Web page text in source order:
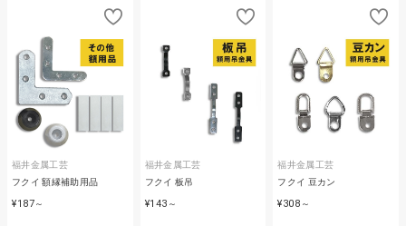
福井金属工芸
フクイ 額縁補助用品
¥187～
福井金属工芸
フクイ 板吊
¥143 ～
福井金属工芸
フクイ 豆カン
¥308 ～